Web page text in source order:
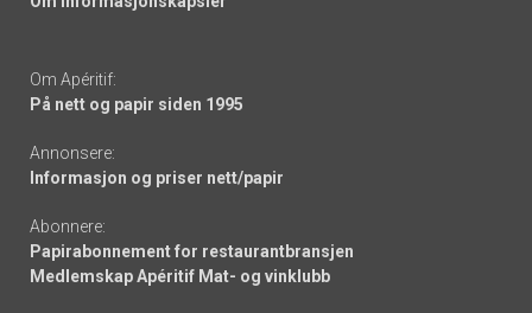
Om Apéritif:
På nett og papir siden 1995
Annonsere:
Informasjon og priser nett/papir
Abonnere:
Papirabonnement for restaurantbransjen
Medlemskap Apéritif Mat- og vinklubb